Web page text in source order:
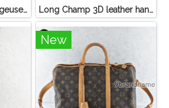
Long Champ La Voyageuse Bag Leather Long Champ 3D leather handbag
New